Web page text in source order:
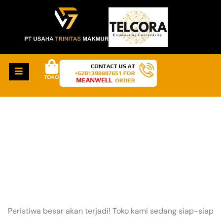
TOKO
Peristiwa besar akan terjadi! Toko kami sedang siap-siap